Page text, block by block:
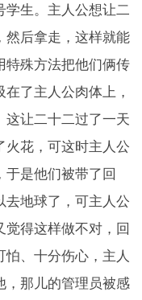
学生。主人公想让二
然后拿走，这样就能
特殊方法把他们俩传
了主人公肉体上，
这让二十二过了一天
火花，可这时主人公
是他们被带了回
去地球了，可主人公
得这样做不对，回
、十分伤心，主人
，那儿的管理员被感